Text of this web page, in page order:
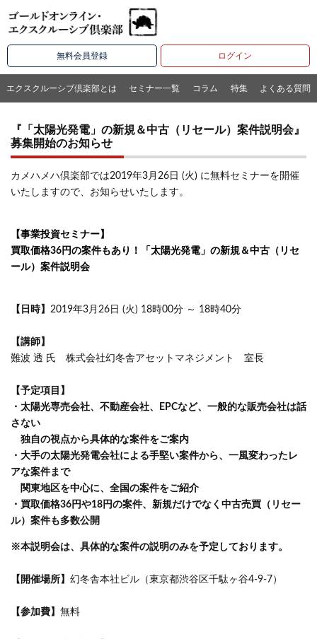
無料会員登録 ログイン
エクスクルーシブ倶楽部とは セミナー一覧 コラム 特集 よくある質問
『「太陽光発電」の新規＆中古（リセール）案件説明会』
募集開始のお知らせ
カメハメハ倶楽部では2019年3月26日 (火) に無料セミナーを開催
いたしますので、お知らせいたします。
【事業投資セミナー】
買取価格36円の案件もあり！「太陽光発電」の新規＆中古（リセ
ール）案件説明会
【日時】 2019年3月26日 (火) 18時00分 ～ 18時40分
【講師】
難波 透 氏 株式会社幻冬舎アセットマネジメント 室長
【予定項目】
・太陽光専売会社、不動産会社、EPCなど、一般的な販売会社は話
さない
独自の視点から具体的な案件をご案内
・大手の太陽光発電会社による手堅い案件から、一風変わったレ
アな案件まで
関東地区を中心に、全国の案件をご紹介
・買取価格36円や18円の案件、新規だけでなく中古売買（リセー
ル）案件も多数公開
※本説明会は、具体的な案件の説明のみを予定しております。
【開催場所】 幻冬舎本社ビル（東京都渋谷区千駄ヶ谷4-9-7）
【参加費】 無料